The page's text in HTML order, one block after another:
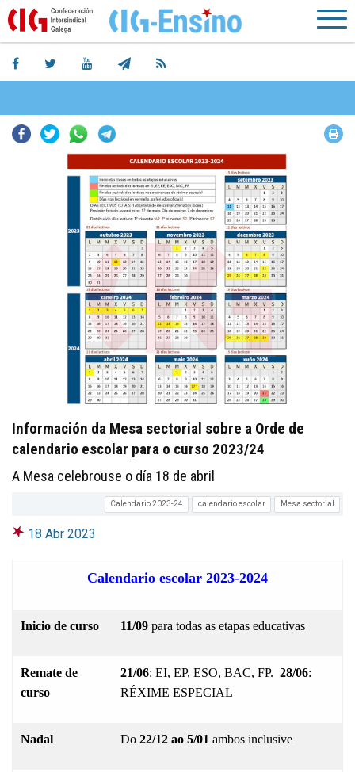
Facebook
TwitterWhatsapp
Información da Mesa sectorial sobre a Orde de
calendario escolar para o curso 2023/24
A Mesa celebrouse o día 18 de abril
Calendario 2023-24 calendario escolar Mesa sectorial
18 Abr 2023
Calendario escolar 2023-2024
Inicio de curso 11/09 para todas as etapas educativas
Remate de
curso
21/06: EI, EP, ESO, BAC, FP. 28/06:
RÉXIME ESPECIAL
Nadal Do 22/12 ao 5/01 ambos inclusive